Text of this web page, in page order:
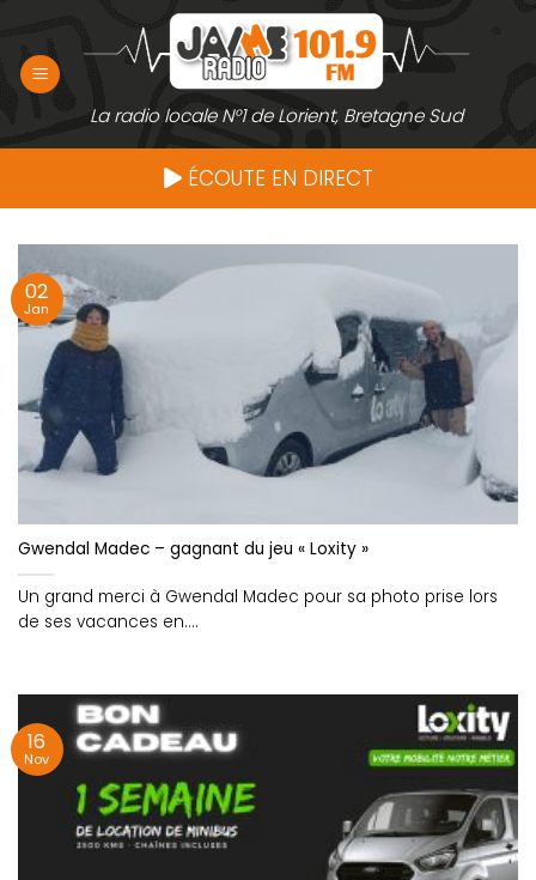
contenu
La radio locale N°1 de Lorient, Bretagne Sud
ÉCOUTE EN DIRECT
Gwendal Madec – gagnant du jeu « Loxity »
Un grand merci à Gwendal Madec pour sa photo prise lors
de ses vacances en....
02
Jan
16
Nov